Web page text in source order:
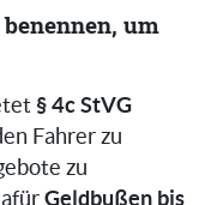
um
§ 4c StVG
Fahrer zu
zu
Geldbußen bis